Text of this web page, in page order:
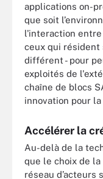
applications on-
que soit
l'interaction
ceux qui résident
différent - pour
exploités de
chaîne de blocs
innovation pour
Accélérer la
Au-delà de la
que le choix de
réseau d’acteurs